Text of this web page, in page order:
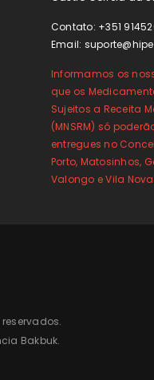
Contato: +351
Email:
Informamos os
que os
Sujeitos a Receita
(MNSRM) só
entregues no
Porto, Matosinhos,
Valongo e Vila
Bakbuk.